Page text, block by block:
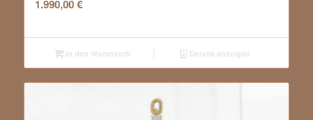
1.990,00€
In den Warenkorb Details anzeigen